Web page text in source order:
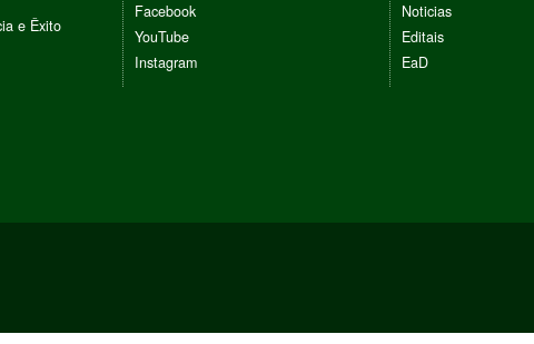
e Êxito
Facebook
YouTube
Instagram
Noticias
Editais
EaD